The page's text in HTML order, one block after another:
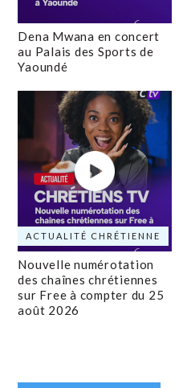
Dena Mwana en concert
au Palais des Sports de
Yaoundé
ACTUALITÉ CHRÉTIENNE
Nouvelle numérotation
des chaînes chrétiennes
sur Free à compter du 25
août 2026